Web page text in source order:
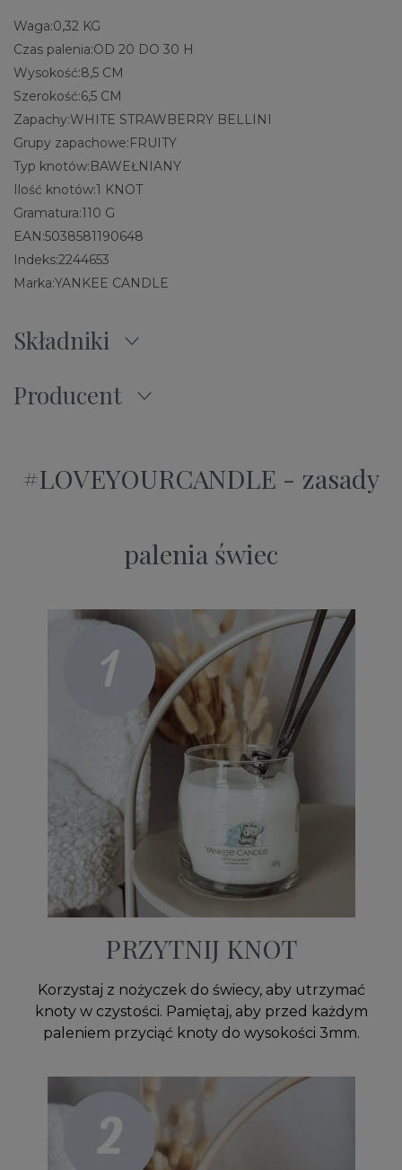
Waga:0,32 KG
Czas palenia:OD 20 DO 30 H
Wysokość:8,5 CM
Szerokość:6,5 CM
Zapachy:WHITE STRAWBERRY BELLINI
Grupy zapachowe:FRUITY
Typ knotów:BAWEŁNIANY
Ilość knotów:1 KNOT
Gramatura:110 G
EAN:5038581190648
Indeks:2244653
Marka:YANKEE CANDLE
Składniki
Producent
#LOVEYOURCANDLE - zasady
palenia świec
PRZYTNIJ KNOT
Korzystaj z nożyczek do świecy, aby utrzymać
knoty w czystości. Pamiętaj, aby przed każdym
paleniem przyciąć knoty do wysokości 3mm.